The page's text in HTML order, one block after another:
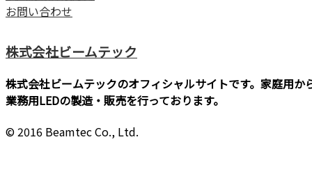
お問い合わせ
株式会社ビームテック
株式会社ビームテックのオフィシャルサイトです。家庭用か
業務用LEDの製造・販売を行っております。
© 2016 Beamtec Co., Ltd.